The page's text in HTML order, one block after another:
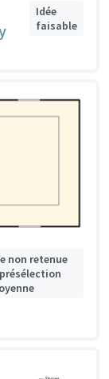
Idée
faisable
non retenue